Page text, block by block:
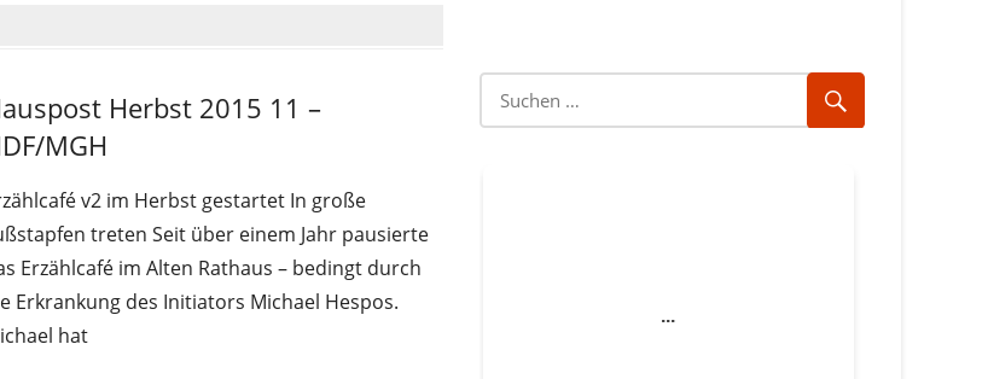
Herbst 2015 11 –
MGH
v2 im Herbst gestartet In große
treten Seit über einem Jahr pausierte
Erzählcafé im Alten Rathaus – bedingt durch
Erkrankung des Initiators Michael Hespos.
hat